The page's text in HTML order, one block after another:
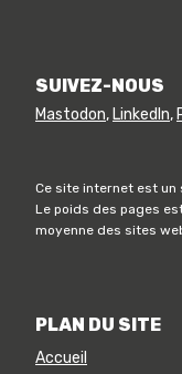
SUIVEZ-NOUS
Mastodon, LinkedIn,
Ce site internet est un
Le poids des pages
moyenne des sites
PLAN DU SITE
Accueil